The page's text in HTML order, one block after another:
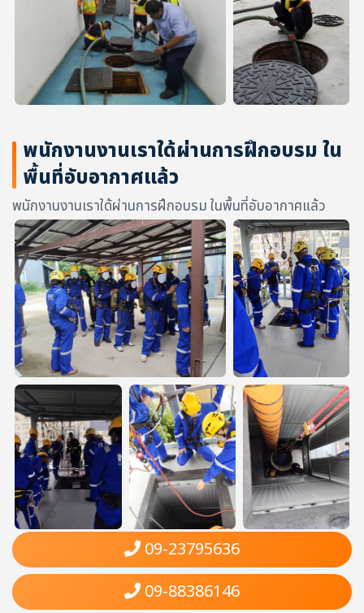
พนักงานงานเราใด้ผ่านการฝึกอบรม ใน
พื้นที่อับอากาศแล้ว
พนักงานงานเราใด้ผ่านการฝึกอบรม ในพื้นที่อับอากาศแล้ว
09-23795636
09-88386146